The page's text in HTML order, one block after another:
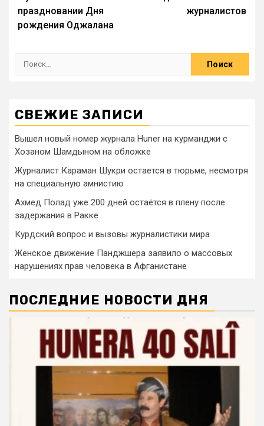
праздновании Дня
рождения Оджалана
журналистов
СВЕЖИЕ ЗАПИСИ
Вышел новый номер журнала Huner на курманджи с
Хозаном Шамдыном на обложке
Журналист Караман Шукри остается в тюрьме, несмотря
на специальную амнистию
Ахмед Полад уже 200 дней остаётся в плену после
задержания в Ракке
Курдский вопрос и вызовы журналистики мира
Женское движение Панджшера заявило о массовых
нарушениях прав человека в Афганистане
ПОСЛЕДНИЕ НОВОСТИ ДНЯ